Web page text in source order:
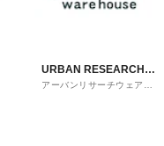
URBAN RESEARCH
ware house
アーバンリサーチウェアハ